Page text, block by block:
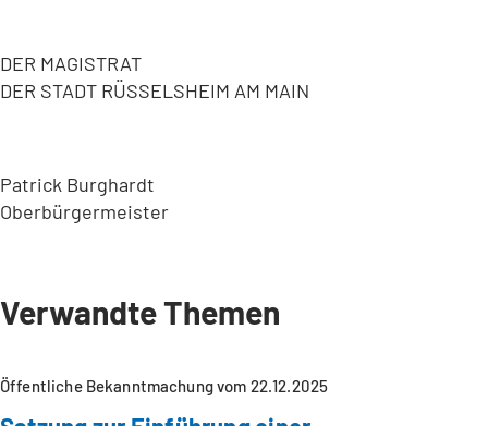
DER MAGISTRAT
DER STADT RÜSSELSHEIM AM MAIN
Patrick Burghardt
Oberbürgermeister
Verwandte Themen
Öffentliche Bekanntmachung vom 22.12.2025